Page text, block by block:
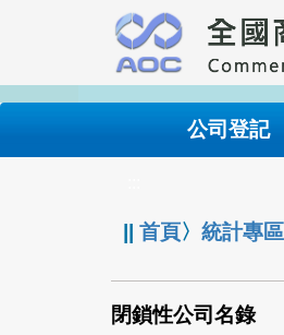
要
內
公司登記
||首頁〉統計專區
閉鎖性公司名錄